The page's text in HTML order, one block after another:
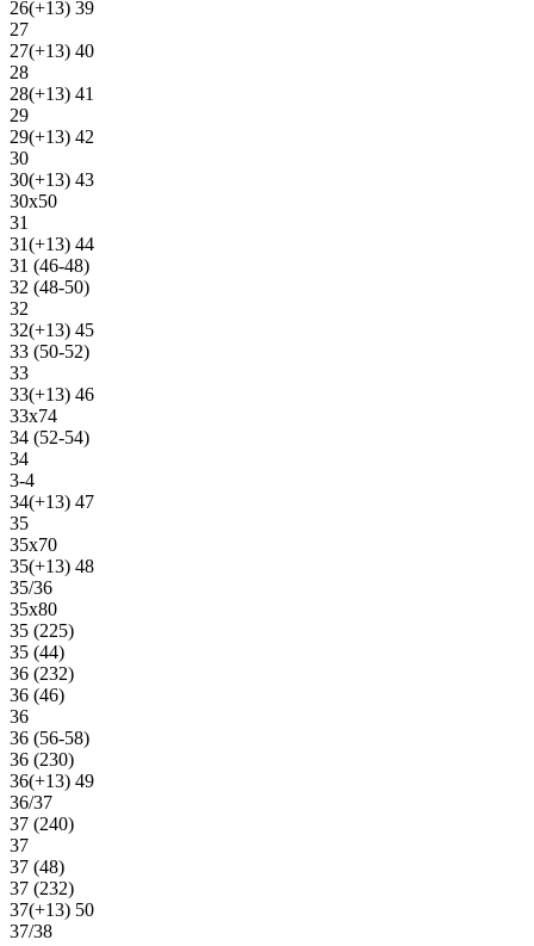
26(+13) 39
27
27(+13) 40
28
28(+13) 41
29
29(+13) 42
30
30(+13) 43
30х50
31
31(+13) 44
31 (46-48)
32 (48-50)
32
32(+13) 45
33 (50-52)
33
33(+13) 46
33х74
34 (52-54)
34
3-4
34(+13) 47
35
35х70
35(+13) 48
35/36
35х80
35 (225)
35 (44)
36 (232)
36 (46)
36
36 (56-58)
36 (230)
36(+13) 49
36/37
37 (240)
37
37 (48)
37 (232)
37(+13) 50
37/38